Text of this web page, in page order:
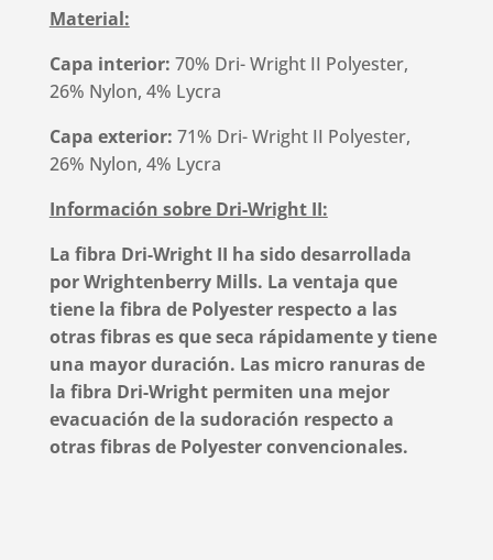
Material:
Capa interior: 70% Dri- Wright II Polyester,
26% Nylon, 4% Lycra
Capa exterior: 71% Dri- Wright II Polyester,
26% Nylon, 4% Lycra
Información sobre Dri-Wright II:
La fibra Dri-Wright II ha sido desarrollada
por Wrightenberry Mills. La ventaja que
tiene la fibra de Polyester respecto a las
otras fibras es que seca rápidamente y tiene
una mayor duración. Las micro ranuras de
la fibra Dri-Wright permiten una mejor
evacuación de la sudoración respecto a
otras fibras de Polyester convencionales.